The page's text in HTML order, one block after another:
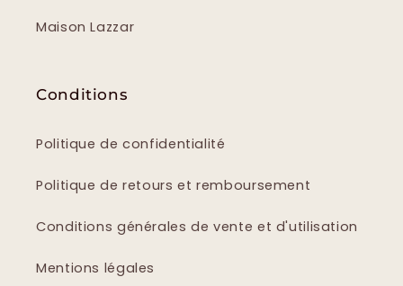
Maison Lazzar
Conditions
Politique de confidentialité
Politique de retours et remboursement
Conditions générales de vente et d'utilisation
Mentions légales